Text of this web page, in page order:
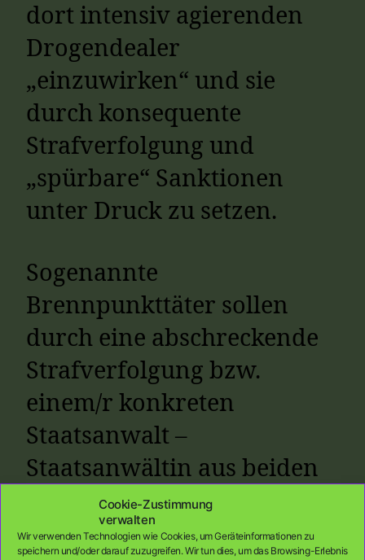
Cookie-Zustimmung
verwalten
Wir verwenden Technologien wie Cookies, um Geräteinformationen zu
speichern und/oder darauf zuzugreifen. Wir tun dies, um das Browsing-Erlebnis
dort intensiv agierenden
Drogendealer
„einzuwirken“ und sie
durch konsequente
Strafverfolgung und
„spürbare“ Sanktionen
unter Druck zu setzen.
Sogenannte
Brennpunkttäter sollen
durch eine abschreckende
Strafverfolgung bzw.
einem/r konkreten
Staatsanwalt –
Staatsanwältin aus beiden
Spezialabteilungen zur
Bekämpfung der